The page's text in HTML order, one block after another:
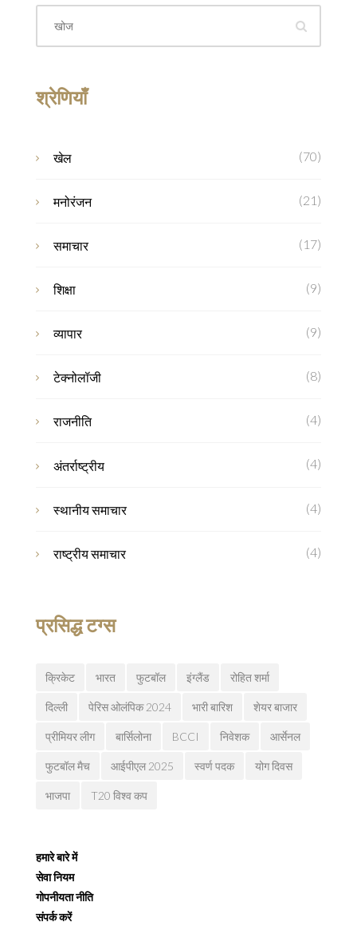
श्रेणियाँ
खेल (70)
मनोरंजन (21)
समाचार (17)
शिक्षा (9)
व्यापार (9)
टेक्नोलॉजी (8)
राजनीति (4)
अंतर्राष्ट्रीय (4)
स्थानीय समाचार (4)
राष्ट्रीय समाचार (4)
प्रसिद्ध टग्स
क्रिकेट भारत फुटबॉल इंग्लैंड रोहित शर्मा
दिल्ली पेरिस ओलंपिक 2024 भारी बारिश शेयर बाजार
प्रीमियर लीग बार्सिलोना BCCI निवेशक आर्सेनल
फुटबॉल मैच आईपीएल 2025 स्वर्ण पदक योग दिवस
भाजपा T20 विश्व कप
हमारे बारे में
सेवा नियम
गोपनीयता नीति
संपर्क करें